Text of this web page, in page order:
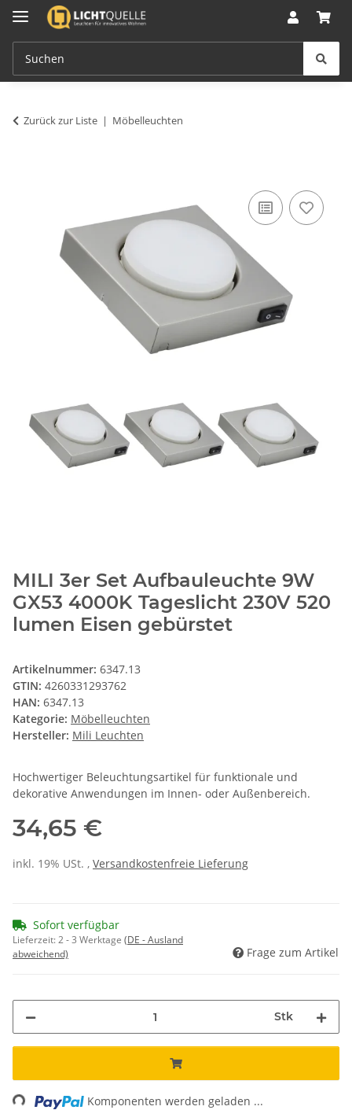
Zurück zur Liste Möbelleuchten
MILI 3er Set Aufbauleuchte 9W
GX53 4000K Tageslicht 230V 520
lumen Eisen gebürstet
Artikelnummer: 6347.13
GTIN: 4260331293762
HAN: 6347.13
Kategorie: Möbelleuchten
Hersteller: Mili Leuchten
Hochwertiger Beleuchtungsartikel für funktionale und
dekorative Anwendungen im Innen- oder Außenbereich.
34,65 €
inkl. 19% USt. , Versandkostenfreie Lieferung
Sofort verfügbar
Lieferzeit:2 - 3 Werktage (DE - Ausland
abweichend)
Frage zum Artikel
Stk
Komponenten werden geladen ...